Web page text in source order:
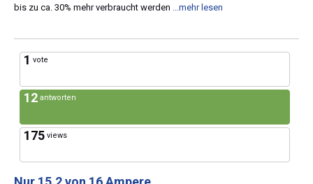
bis zu ca. 30% mehr verbraucht werden
...mehr lesen
1 vote
12 antworten
175 views